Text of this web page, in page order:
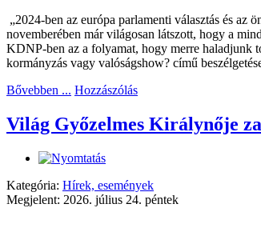
„2024-ben az európa parlamenti választás és
novemberében már világosan látszott, hogy a
KDNP-ben az a folyamat, hogy merre haladjunk
kormányzás vagy valóságshow? című
Bővebben ... Hozzászólás
Világ Győzelmes Királynője
Kategória: Hírek, események
Megjelent: 2026. július 24. péntek